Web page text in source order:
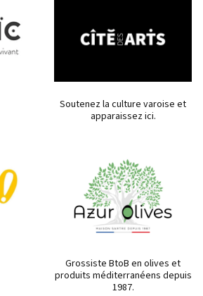
Soutenez la culture varoise et
apparaissez ici.
Grossiste BtoB en olives et
produits méditerranéens depuis
1987.